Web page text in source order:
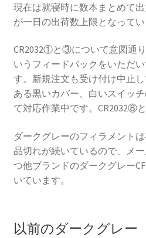
現在は就寝時に数本まとめて
が一日の出荷数上限となってい
CR2032①と③について意図通
いうフィードバックをいただ
す。新規注文も受け付け中止
ある黒いカバー、白いスイッチ
て対応作業中です。CR2032⑧
ダークグレーのフィラメント
品切れが続いているので、メ
つ他ブランドのダークグレー
いています。
以前のダークグレー